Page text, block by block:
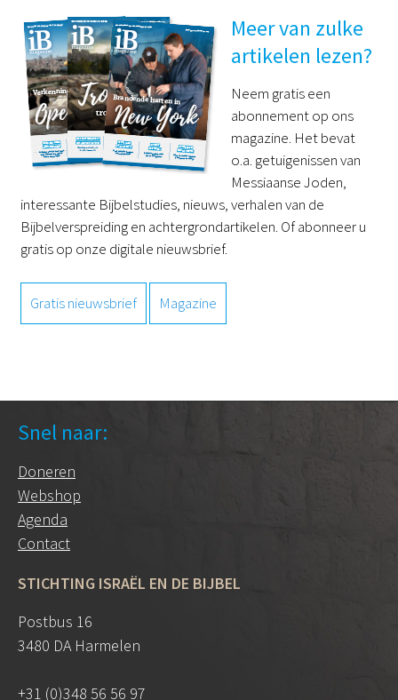
Meer van zulke
artikelen lezen?
Neem gratis een
abonnement op ons
magazine. Het bevat
o.a. getuigenissen van
Messiaanse Joden,
interessante Bijbelstudies, nieuws, verhalen van de
Bijbelverspreiding en achtergrondartikelen. Of abonneer u
gratis op onze digitale nieuwsbrief.
Gratis nieuwsbrief Magazine
Snel naar:
Doneren
Webshop
Agenda
Contact
STICHTING ISRAËL EN DE BIJBEL
Postbus 16
3480 DA Harmelen
+31 (0)348 56 56 97